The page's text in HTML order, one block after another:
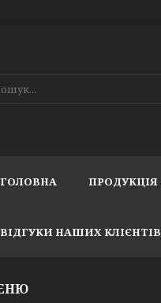
ГОЛОВНА ПРОДУКЦІЯ
ВІДГУКИ НАШИХ КЛІЄНТІВ